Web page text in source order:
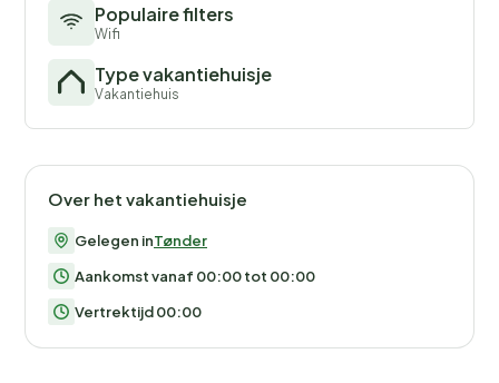
Populaire filters
Wifi
Type vakantiehuisje
Vakantiehuis
Over het vakantiehuisje
Gelegen inTønder
Aankomst vanaf 00:00 tot 00:00
Vertrektijd 00:00